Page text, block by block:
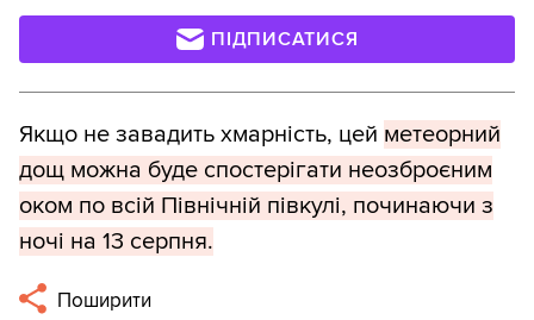
ПІДПИСАТИСЯ
Якщо не завадить хмарність, цей метеорний
дощ можна буде спостерігати неозброєним
оком по всій Північній півкулі, починаючи з
ночі на 13 серпня.
Поширити